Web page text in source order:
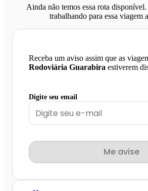
Ainda não temos essa rota
trabalhando para essa viagem
Receba um aviso assim que as
Rodoviária Guarabira estiverem
Digite seu email
Me avise